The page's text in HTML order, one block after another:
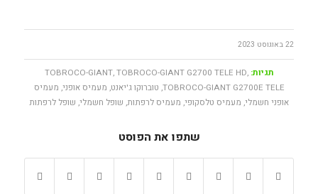
22 באוגוסט 2023
תגיות: TOBROCO-GIANT,TOBROCO-GIANT G2700 TELE HD,
TOBROCO-GIANT G2700E TELE
, טוברוקו ג'יאנט, מעמיס אופני, מעמיס
אופני חשמלי, מעמיס טלסקופי, מעמיס לרפתות, שופל חשמלי, שופל לרפתות
שתפו את הפוסט